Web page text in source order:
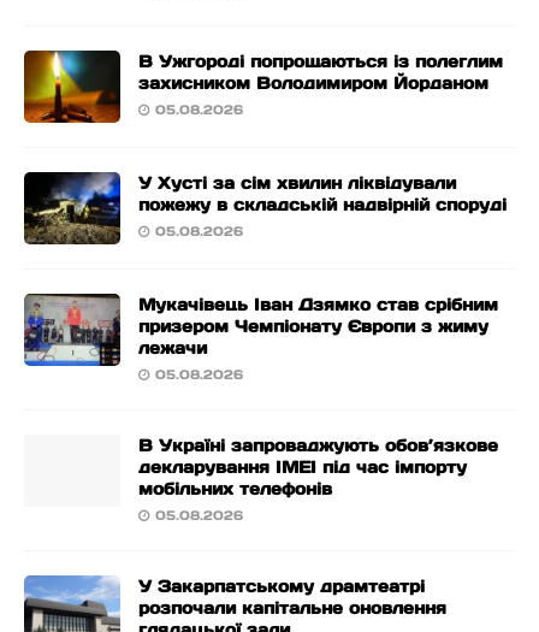
В Ужгороді попрощаються із полеглим
захисником Володимиром Йорданом
05.08.2026
У Хусті за сім хвилин ліквідували
пожежу в складській надвірній споруді
05.08.2026
Мукачівець Іван Дзямко став срібним
призером Чемпіонату Європи з жиму
лежачи
05.08.2026
В Україні запроваджують обов’язкове
декларування IMEI під час імпорту
мобільних телефонів
05.08.2026
У Закарпатському драмтеатрі
розпочали капітальне оновлення